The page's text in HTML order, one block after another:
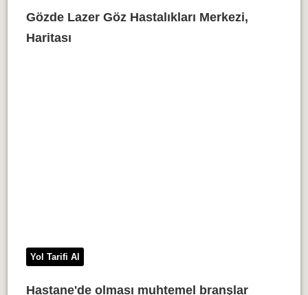
Gözde Lazer Göz Hastalıkları Merkezi,
Haritası
Yol Tarifi Al
Hastane'de olması muhtemel branşlar